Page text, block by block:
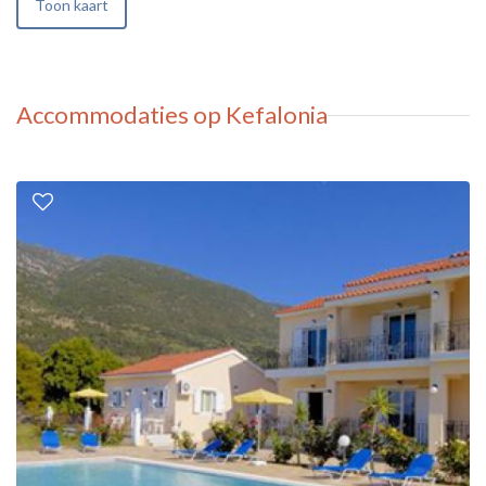
Toon kaart
Accommodaties op Kefalonia